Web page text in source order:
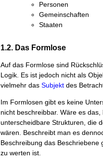
Personen
Gemeinschaften
Staaten
1.2. Das Formlose
Auf das Formlose sind
Logik. Es ist jedoch nicht als
vielmehr das Subjektdes
Im Formlosen gibt es keine
nicht beschreibbar. Wäre es
unterscheidbare Strukturen, die
wären. Beschreibt man es
Beschreibung das
zu werten ist.